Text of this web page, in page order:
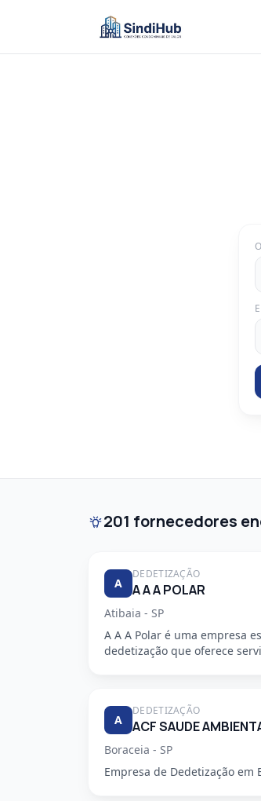
201 fornecedores
A
DEDETIZAÇÃO
A A A POLAR
Atibaia - SP
A A A Polar é uma empresa
dedetização que oferece
A
DEDETIZAÇÃO
ACF SAUDE
Boraceia - SP
Empresa de Dedetização em